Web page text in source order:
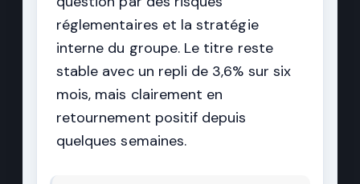
réglementaires et la stratégie
interne du groupe. Le titre reste
stable avec un repli de 3,6% sur six
mois, mais clairement en
retournement positif depuis
quelques semaines.